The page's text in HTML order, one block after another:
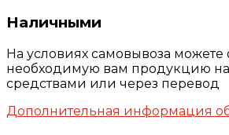
Наличными
На условиях самовывоза можете
необходимую вам продукцию
средствами или через перевод
Дополнительная информация